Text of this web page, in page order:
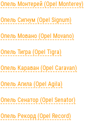
Опель Монтерей (Opel Monterey)
Опель Сигнум (Opel Signum)
Опель Мовано (Opel Movano)
Опель Тигра (Opel Tigra)
Опель Караван (Opel Caravan)
Опель Агила (Opel Agila)
Опель Сенатор (Opel Senator)
Опель Рекорд (Opel Record)